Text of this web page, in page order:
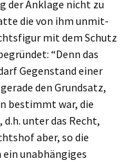
der Ankla­ge nicht zu
die von ihm unmit­
mit dem Schutz
“Denn das
Gegen­stand einer
den Grund­satz,
bestimmt war, die
unter das Recht,
aber, so die
unabhän­gi­ges